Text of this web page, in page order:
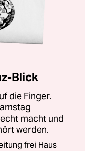
Blick
die Finger.
macht und
werden.
frei Haus